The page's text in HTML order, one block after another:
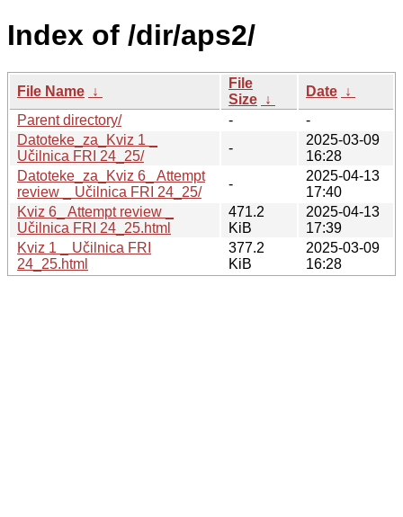
Index of /dir/aps2/
File Name ↓
File
Size ↓
Date ↓
Parent directory/
-
-
Datoteke_za_Kviz 1 _
Učilnica FRI 24_25/
-
2025-03-09
16:28
Datoteke_za_Kviz 6_ Attempt
review _ Učilnica FRI 24_25/
-
2025-04-13
17:40
Kviz 6_ Attempt review _
Učilnica FRI 24_25.html
471.2
KiB
2025-04-13
17:39
Kviz 1 _ Učilnica FRI
24_25.html
377.2
KiB
2025-03-09
16:28